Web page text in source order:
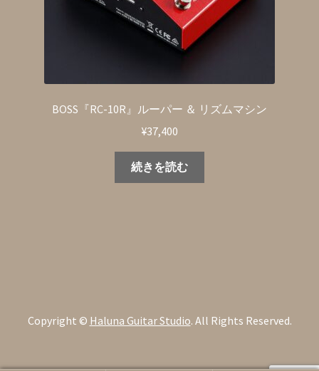
BOSS『RC-10R』ルーパー ＆ リズムマシン
¥37,400
続きを読む
Copyright © Haluna Guitar Studio. All Rights Reserved.